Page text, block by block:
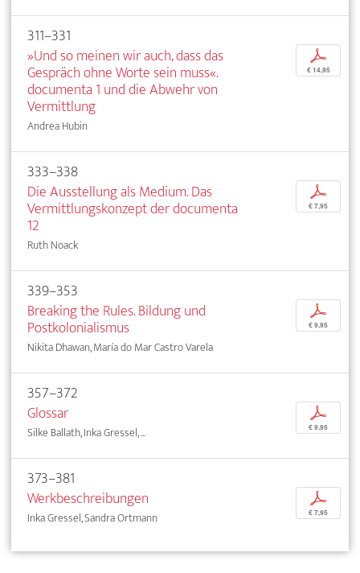
311–331
»Und so meinen wir auch, dass das
Gespräch ohne Worte sein muss«.
documenta 1 und die Abwehr von
Vermittlung
Andrea Hubin
p
€ 14,95
333–338
Die Ausstellung als Medium. Das
Vermittlungskonzept der documenta
12
Ruth Noack
p
€ 7,95
339–353
Breaking the Rules. Bildung und
Postkolonialismus
Nikita Dhawan, María do Mar Castro Varela
p
€ 9,95
357–372
Glossar
Silke Ballath, Inka Gressel, ...
p
€ 9,95
373–381
Werkbeschreibungen
Inka Gressel, Sandra Ortmann
p
€ 7,95